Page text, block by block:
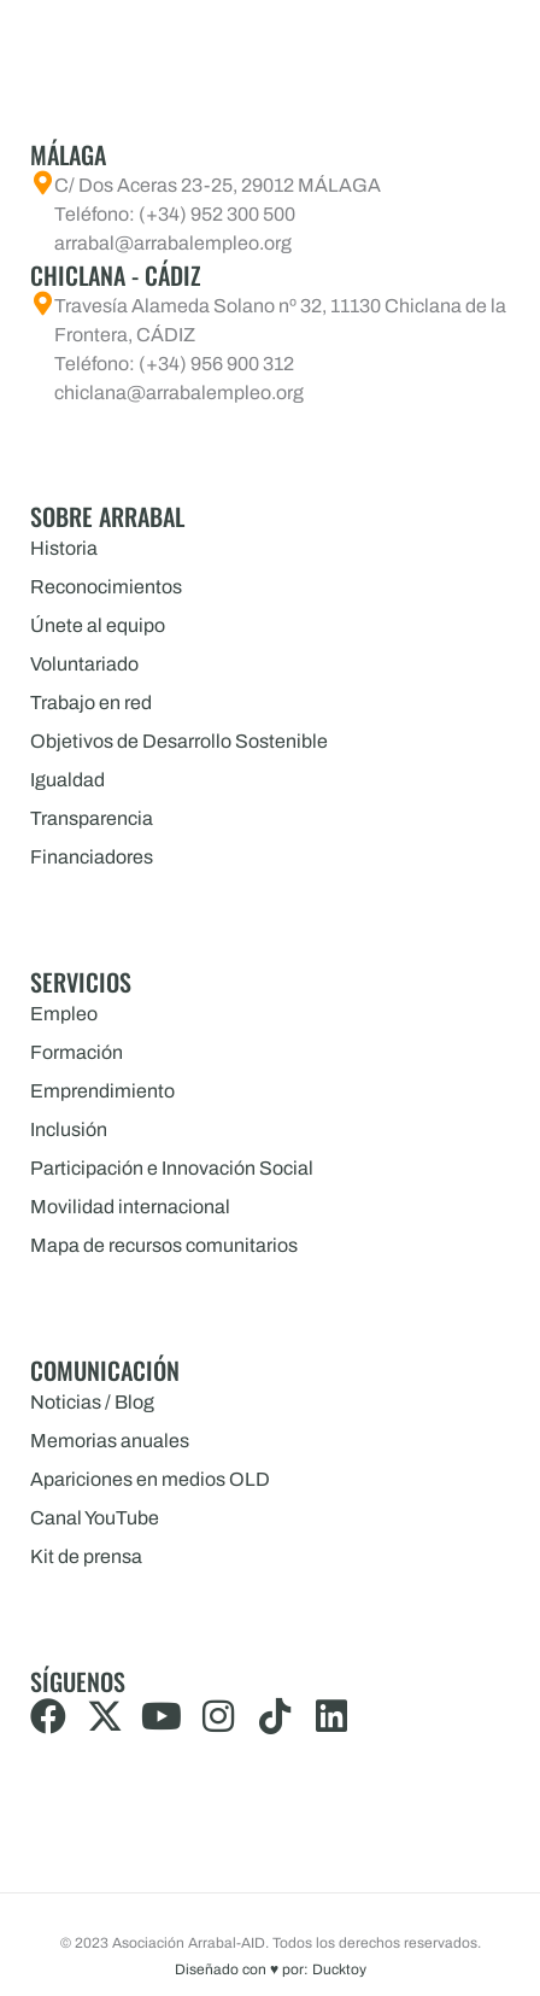
MÁLAGA
C/ Dos Aceras 23-25, 29012 MÁLAGA
Teléfono: (+34) 952 300 500
arrabal@arrabalempleo.org
CHICLANA - CÁDIZ
Travesía Alameda Solano nº 32, 11130 Chiclana de la
Frontera, CÁDIZ
Teléfono: (+34) 956 900 312
chiclana@arrabalempleo.org
SOBRE ARRABAL
Historia
Reconocimientos
Únete al equipo
Voluntariado
Trabajo en red
Objetivos de Desarrollo Sostenible
Igualdad
Transparencia
Financiadores
SERVICIOS
Empleo
Formación
Emprendimiento
Inclusión
Participación e Innovación Social
Movilidad internacional
Mapa de recursos comunitarios
COMUNICACIÓN
Noticias / Blog
Memorias anuales
Apariciones en medios OLD
Canal YouTube
Kit de prensa
SÍGUENOS
F
a
o
X
t
Y
e
I
r
a
T
i
L
i
n
© 2023 Asociación Arrabal-AID. Todos los derechos reservados.
Diseñado con ♥ por: Ducktoy